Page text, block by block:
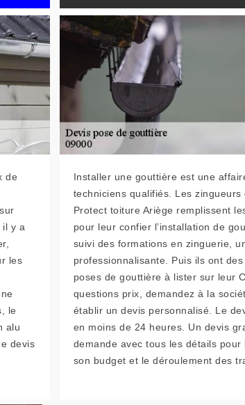
de
il y a
les
le
alu
devis
Installer une gouttière est une
techniciens qualifiés. Les zingueurs
Protect toiture Ariège remplissent
pour leur confier l’installation de
suivi des formations en zinguerie,
professionnalisante. Puis ils ont
poses de gouttière à lister sur leur
questions prix, demandez à la
établir un devis personnalisé. Le
en moins de 24 heures. Un devis
demande avec tous les détails pour
son budget et le déroulement des